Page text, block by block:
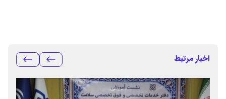
اخبار مرتبط